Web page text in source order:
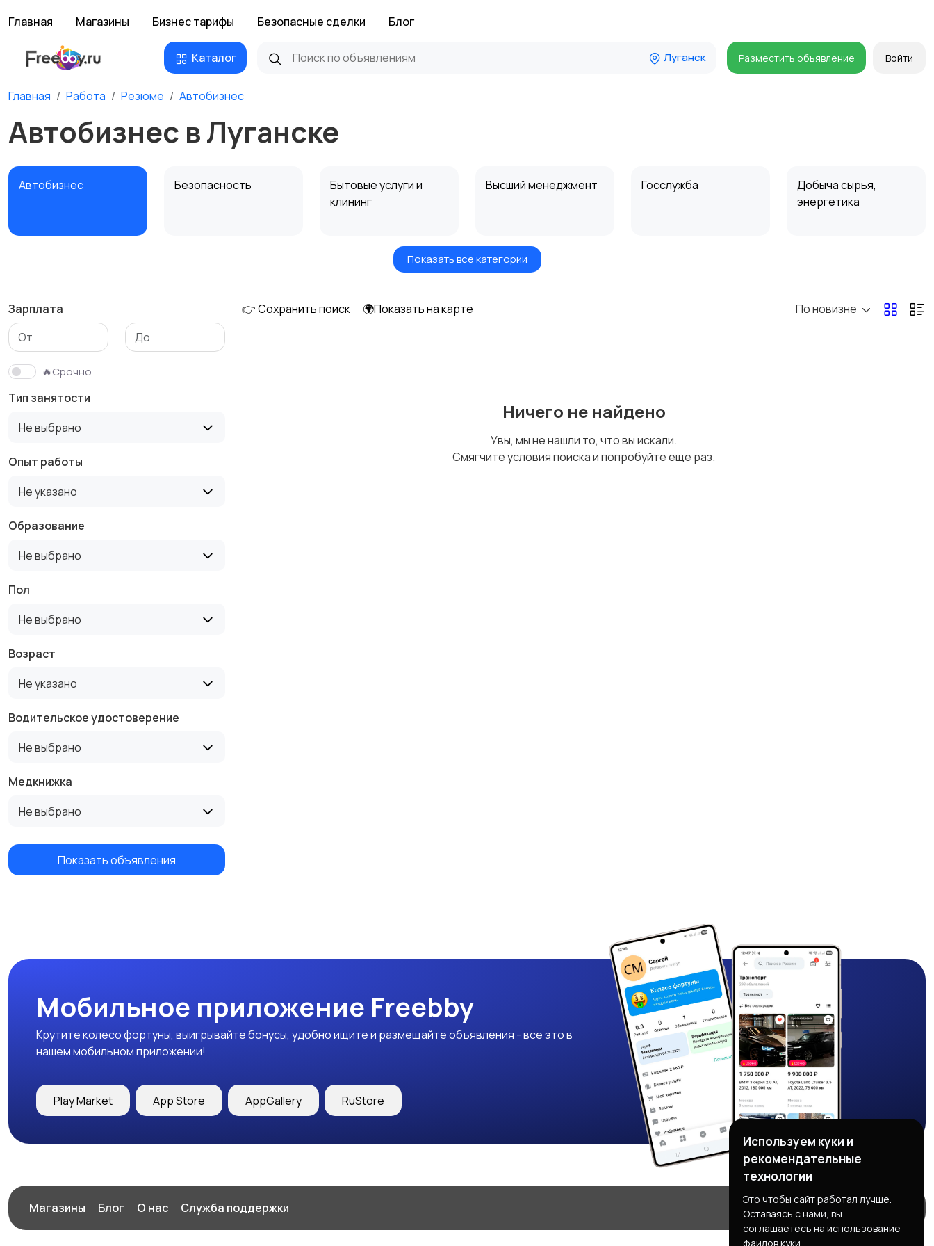
Главная Магазины Бизнес тарифы Безопасные сделки Блог
Каталог Луганск Разместить объявление Войти
Главная Работа Резюме Автобизнес
Автобизнес в Луганске
Автобизнес Безопасность
Бытовые услуги и
клининг
Высший менеджмент Госслужба
Добыча сырья,
энергетика
Информационные
Искусство и
Медицина Начало карьеры
Производство
Рестораны и
Показать все категории
Зарплата
🔥Срочно
Тип занятости
Не выбрано
Опыт работы
Не указано
Образование
Не выбрано
Пол
Не выбрано
Возраст
Не указано
Водительское удостоверение
Не выбрано
Медкнижка
Не выбрано
Показать объявления
👉 Сохранить поиск 🌍Показать на карте По новизне
Ничего не найдено
Увы, мы не нашли то, что вы искали.
Смягчите условия поиска и попробуйте еще раз.
Мобильное приложение Freebby
Крутите колесо фортуны, выигрывайте бонусы, удобно ищите и размещайте объявления - все это в
нашем мобильном приложении!
Play Market App Store AppGallery RuStore
Магазины Блог О нас Служба поддержки
Используем куки и
рекомендательные
технологии
Это чтобы сайт работал лучше.
Оставаясь с нами, вы
соглашаетесь на использование
файлов куки.